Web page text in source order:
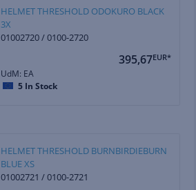
HELMET THRESHOLD ODOKURO BLACK
3X
01002720 / 0100-2720
395,67EUR*
UdM: EA
5 In Stock
HELMET THRESHOLD BURNBIRDIEBURN
BLUE XS
01002721 / 0100-2721